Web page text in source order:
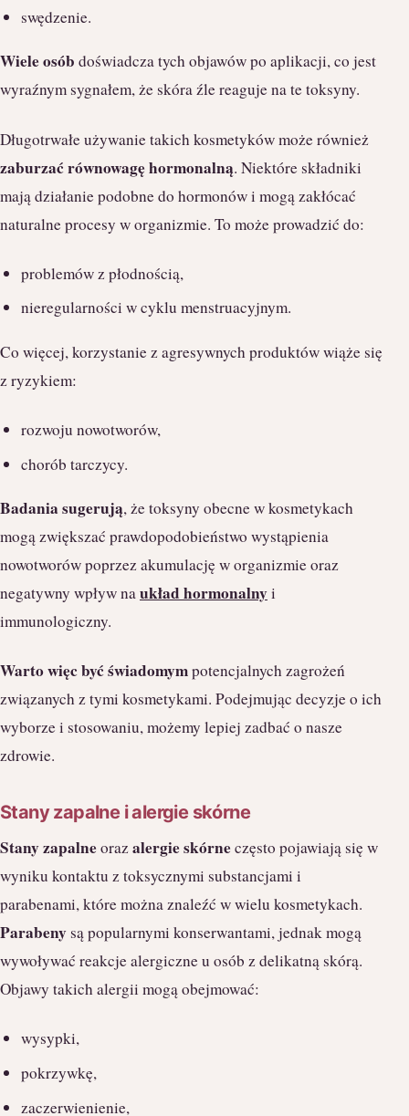
swędzenie.
Wiele osób doświadcza tych objawów po aplikacji, co jest
wyraźnym sygnałem, że skóra źle reaguje na te toksyny.
Długotrwałe używanie takich kosmetyków może również
zaburzać równowagę hormonalną. Niektóre składniki
mają działanie podobne do hormonów i mogą zakłócać
naturalne procesy w organizmie. To może prowadzić do:
problemów z płodnością,
nieregularności w cyklu menstruacyjnym.
Co więcej, korzystanie z agresywnych produktów wiąże się
z ryzykiem:
rozwoju nowotworów,
chorób tarczycy.
Badania sugerują, że toksyny obecne w kosmetykach
mogą zwiększać prawdopodobieństwo wystąpienia
nowotworów poprzez akumulację w organizmie oraz
negatywny wpływ naukład hormonalnyi
immunologiczny.
Warto więc być świadomympotencjalnych zagrożeń
związanych z tymi kosmetykami. Podejmując decyzje o ich
wyborze i stosowaniu, możemy lepiej zadbać o nasze
zdrowie.
Stany zapalne i alergie skórne
Stany zapalneorazalergie skórneczęsto pojawiają się w
wyniku kontaktu z toksycznymi substancjami i
parabenami, które można znaleźć w wielu kosmetykach.
Parabeny są popularnymi konserwantami, jednak mogą
wywoływać reakcje alergiczne u osób z delikatną skórą.
Objawy takich alergii mogą obejmować:
wysypki,
pokrzywkę,
zaczerwienienie,